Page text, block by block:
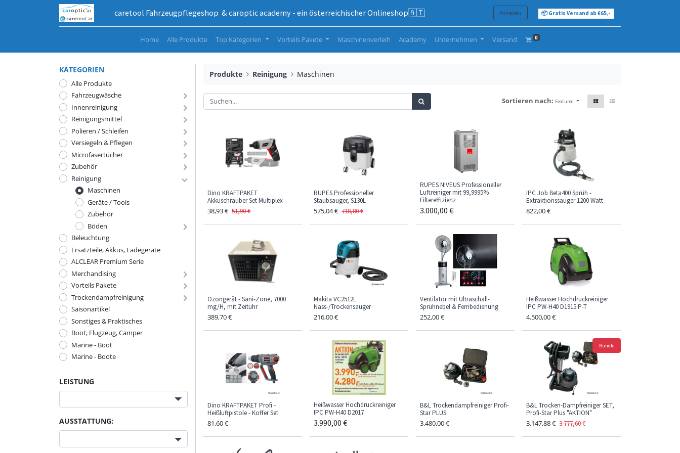
caretool Fahrzeugpflegeshop & caroptic academy - ein österreichischer Onlineshop🇦🇹 Anmelden 📦 Gratis Versand ab €65,-
Home Alle Produkte Top Kategorien Vorteils Pakete Maschinenverleih Academy Unternehmen Versand 0
KATEGORIEN
Alle Produkte
Fahrzeugwäsche
Innenreinigung
Reinigungsmittel
Polieren / Schleifen
Versiegeln & Pflegen
Microfasertücher
Zubehör
Reinigung
Maschinen
Geräte / Tools
Zubehör
Böden
Beleuchtung
Ersatzteile, Akkus, Ladegeräte
ALCLEAR Premium Serie
Merchandising
Vorteils Pakete
Trockendampfreinigung
Saisonartikel
Sonstiges & Praktisches
Boot, Flugzeug, Camper
Marine - Boot
Marine - Boote
LEISTUNG
AUSSTATTUNG:
Produkte Reinigung Maschinen
Sortieren nach: Featured
Dino KRAFTPAKET
Akkuschrauber Set Multiplex
38,93€ 51,90€
RUPES Professioneller
Staubsauger, S130L
575,04€ 718,80€
RUPES NIVEUS Professioneller
Luftreiniger mit 99,9995%
Filtereffizienz
3.000,00 €
IPC Job Beta400 Sprüh -
Extraktionssauger 1200 Watt
822,00€
Ozongerät - Sani-Zone, 7000
mg/H, mit Zeituhr
389,70€
Makita VC2512L
Nass-/Trockensauger
216,00€
Ventilator mit Ultraschall-
Sprühnebel & Fernbedienung
252,00€
Heißwasser Hochdruckreiniger
IPC PW-H40 D1915 P-T
4.500,00€
Dino KRAFTPAKET Profi -
Heißluftpistole - Koffer Set
81,60€
Heißwasser Hochdruckreiniger
IPC PW-H40 D2017
3.990,00 €
B&L Trockendampfreiniger Profi-
Star PLUS
3.480,00€
Bundle
B&L Trocken-Dampfreiniger SET,
Profi-Star Plus "AKTION"
3.147,88€ 3.777,60€